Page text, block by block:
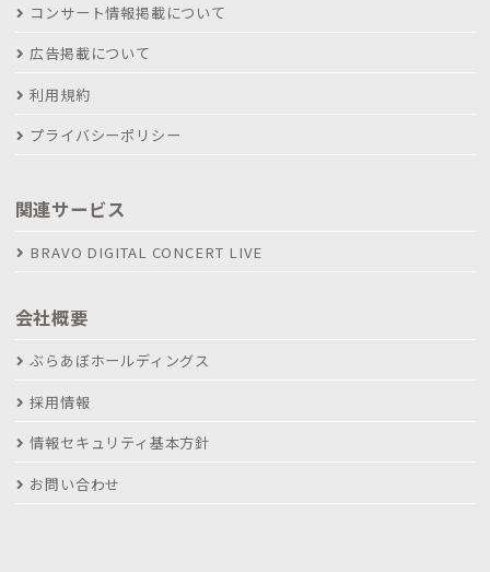
コンサート情報掲載について
広告掲載について
利用規約
プライバシーポリシー
関連サービス
BRAVO DIGITAL CONCERT LIVE
会社概要
ぶらあぼホールディングス
採用情報
情報セキュリティ基本方針
お問い合わせ